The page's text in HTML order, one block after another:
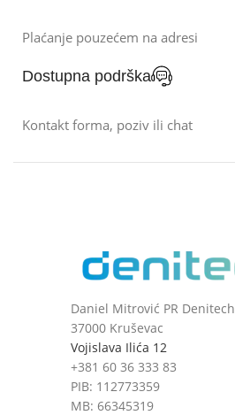
Plaćanje pouzećem na adresi
Dostupna podrška
Kontakt forma, poziv ili chat
Daniel Mitrović PR Denitech
37000 Kruševac
Vojislava Ilića 12
+381 60 36 333 83
PIB: 112773359
MB: 66345319